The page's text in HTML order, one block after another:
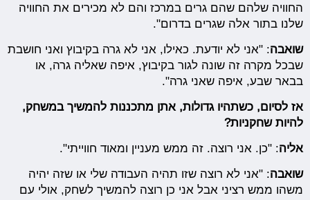
החוויה שלהם שהם גרים במרכז והם לא מכירים את החוויה
שלנו בתור אלה שגרים בדרום".
שואבה: "אני לא יודעת. כאילו, אני לא גרה בקיבוץ ואני חושבת
שבכל מקרה זה שונה לגור בקיבוץ, איפה שאליה גרה, או
בבאר שבע, איפה שאני גרה".
אז לסיום, כשתהיו גדולות, אתן מתכננות להמשיך במשחק,
להיות שחקניות?
אליה: "כן. אני רוצה. זה ממש מעניין ומאוד חווייתי".
שואבה: "אני לא רוצה שזו תהיה העבודה שלי או שזה יהיה
משהו ממש רציני אבל אני כן רוצה להמשיך לשחק, אולי עם